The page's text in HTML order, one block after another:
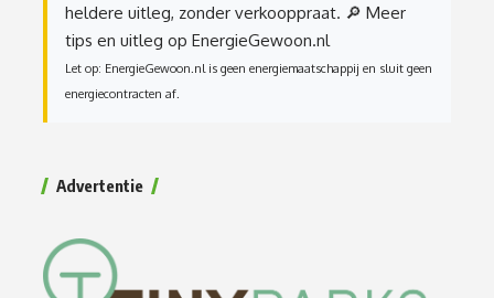
heldere uitleg, zonder verkooppraat. 🔎 Meer
tips en uitleg op EnergieGewoon.nl
Let op: EnergieGewoon.nl is geen energiemaatschappij en sluit geen
energiecontracten af.
Advertentie